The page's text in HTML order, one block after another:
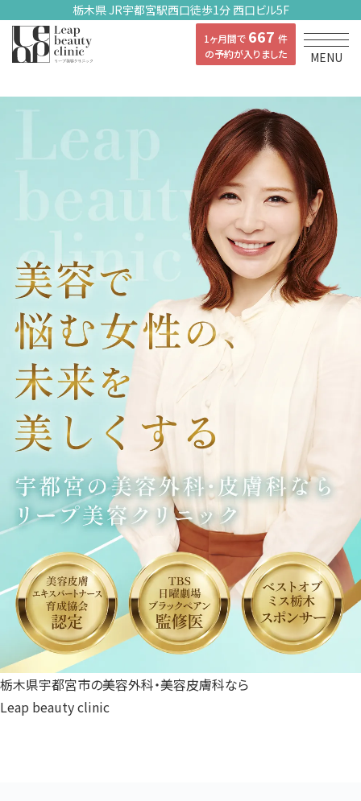
栃木県 JR宇都宮駅西口徒歩1分 西口ビル5F
1ヶ月間で 667 件
の予約が入りました
MENU
栃木県宇都宮市の美容外科・美容皮膚科なら
Leap beauty clinic